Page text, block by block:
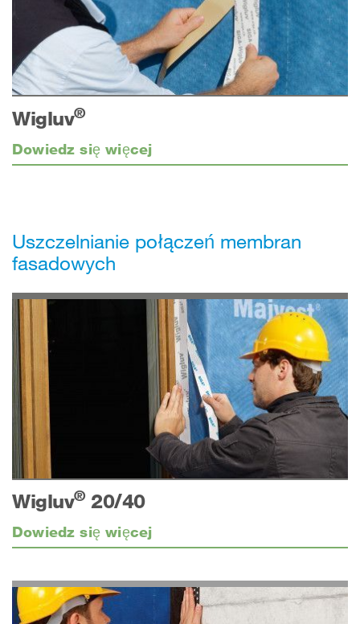
Wigluv®
Dowiedz się więcej
Uszczelnianie połączeń membran
fasadowych
Wigluv®20/40
Dowiedz się więcej